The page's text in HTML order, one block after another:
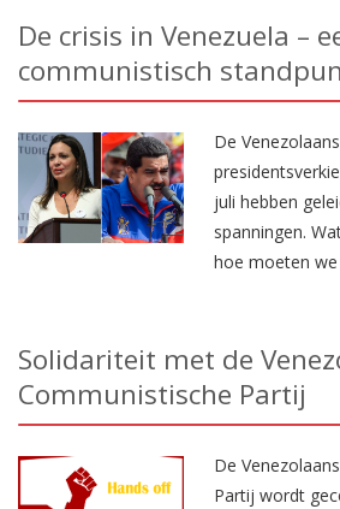
De crisis in Venezuela –
communistisch
De
juli hebben
spanningen.
hoe moeten
Solidariteit met de
Communistische Partij
De
Partij wordt